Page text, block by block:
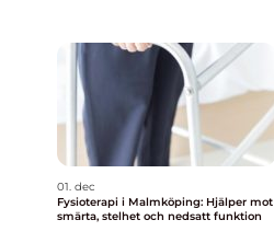
01. dec
Fysioterapi i Malmköping: Hjälper mot
smärta, stelhet och nedsatt funktion